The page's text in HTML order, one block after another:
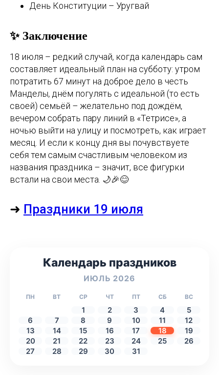
День Конституции – Уругвай
✨ Заключение
18 июля – редкий случай, когда календарь сам
составляет идеальный план на субботу: утром
потратить 67 минут на доброе дело в честь
Манделы, днём погулять с идеальной (то есть
своей) семьёй – желательно под дождём,
вечером собрать пару линий в «Тетрисе», а
ночью выйти на улицу и посмотреть, как играет
месяц. И если к концу дня вы почувствуете
себя тем самым счастливым человеком из
названия праздника – значит, все фигурки
встали на свои места. 🌙🎉😊
➜ Праздники 19 июля
Календарь праздников
ИЮЛЬ 2026
ПН ВТ СР ЧТ ПТ СБ ВС
1 2 3 4
5
6
7 8 9 10 11
12
13
14 15 16 17 18
19
20
21 22 23 24 25
26
27
28 29 30 31